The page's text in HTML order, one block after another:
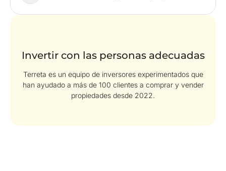
Invertir con las personas adecuadas
Terreta es un equipo de inversores experimentados que
han ayudado a más de 100 clientes a comprar y vender
propiedades desde 2022.